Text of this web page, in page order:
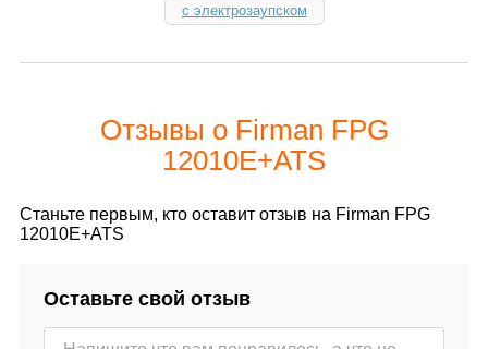
с электрозаупском
Отзывы о Firman FPG
12010E+ATS
Станьте первым, кто оставит отзыв на Firman FPG
12010E+ATS
Оставьте свой отзыв